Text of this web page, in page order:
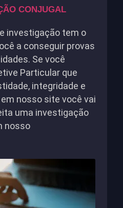
CONJUGAL
investigação tem o
a conseguir provas
Se você
Particular que
integridade e
nosso site você vai
uma investigação
nosso